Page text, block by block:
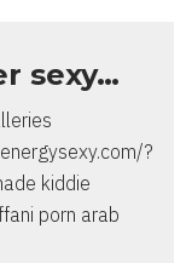
sexy…
?
kiddie
porn arab